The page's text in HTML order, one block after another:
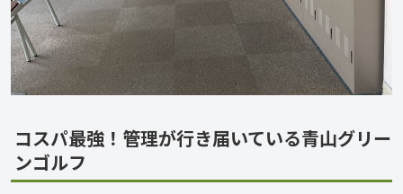
コスパ最強！管理が行き届いている青山グリー
ンゴルフ